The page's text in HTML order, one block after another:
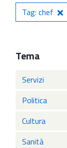
Tag: chef
Tema
Servizi
Politica
Cultura
Sanità